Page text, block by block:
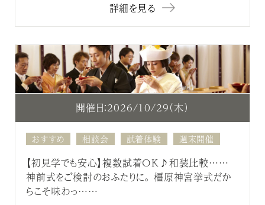
詳細を見る
開催日：2026/10/29（木）
おすすめ 相談会 試着体験 週末開催
【初見学でも安心】複数試着OK♪和装比較……
神前式をご検討のおふたりに。 橿原神宮挙式だか
らこそ味わっ……